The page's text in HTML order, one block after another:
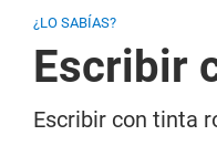
¿LO SABÍAS?
Escribir
Escribir con tinta